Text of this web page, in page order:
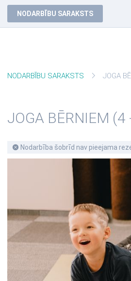
NODARBĪBU SARAKSTS
NODARBĪBU SARAKSTS JOGA
JOGA BĒRNIEM (4
Nodarbība šobrīd nav pieejama